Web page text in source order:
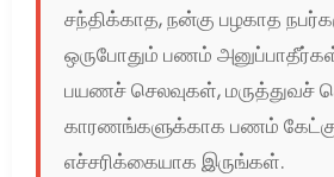
சந்திக்காத, நன்கு பழகாத
ஒருபோதும் பணம்
பயணச் செலவுகள், மருத்துவச்
காரணங்களுக்காக பணம்
எச்சரிக்கையாக இருங்கள்.